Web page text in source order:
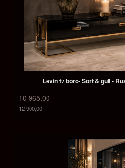
Levin tv bord- Sort & gull -
10 965,00
12 900,00